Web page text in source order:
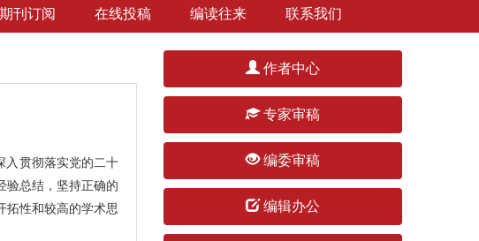
期刊订阅 在线投稿 编读往来 联系我们
入贯彻落实党的二十
验总结，坚持正确的
拓性和较高的学术思
作者中心
专家审稿
编委审稿
编辑办公